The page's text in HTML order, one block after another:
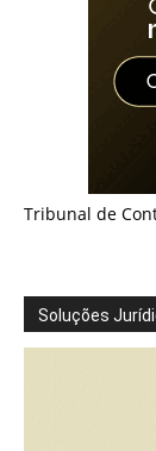
Tribunal de
Soluções